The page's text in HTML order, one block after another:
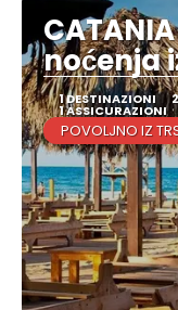
noćenja
1 DESTINAZIONI
1 ASSICURAZIONI
POVOLJNO IZ